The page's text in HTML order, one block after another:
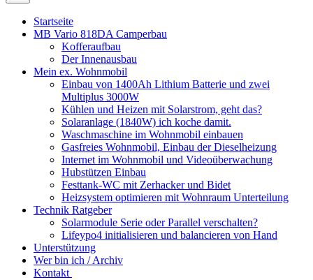
Suchfeld
ein-/ausblenden
Startseite
MB Vario 818DA Camperbau
Kofferaufbau
Der Innenausbau
Mein ex. Wohnmobil
Einbau von 1400Ah Lithium Batterie und zwei
Multiplus 3000W
Kühlen und Heizen mit Solarstrom, geht das?
Solaranlage (1840W) ich koche damit.
Waschmaschine im Wohnmobil einbauen
Gasfreies Wohnmobil, Einbau der Dieselheizung
Internet im Wohnmobil und Videoüberwachung
Hubstützen Einbau
Festtank-WC mit Zerhacker und Bidet
Heizsystem optimieren mit Wohnraum Unterteilung
Technik Ratgeber
Solarmodule Serie oder Parallel verschalten?
Lifeypo4 initialisieren und balancieren von Hand
Unterstützung
Wer bin ich / Archiv
Kontakt